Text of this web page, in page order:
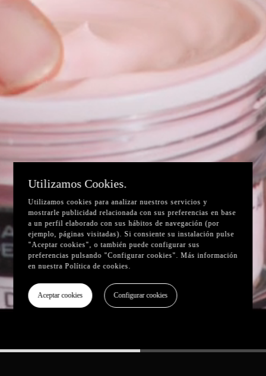
Utilizamos Cookies.
Utilizamos cookies para analizar nuestros servicios y
mostrarle publicidad relacionada con sus preferencias en base
a un perfil elaborado con sus hábitos de navegación (por
ejemplo, páginas visitadas). Si consiente su instalación pulse
"Aceptar cookies", o también puede configurar sus
preferencias pulsando "Configurar cookies". Más información
en nuestraPolítica de cookies.
Aceptar cookies Configurar cookies